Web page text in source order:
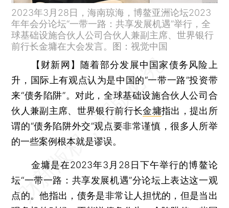
2023年3月28日，海南琼海，博鳌亚洲论坛2023
年年会分论坛“一带一路：共享发展机遇”举行，全
球基础设施合伙人公司合伙人兼副主席、世界银行
前行长金墉在大会发言。图：视觉中国
【财新网】 随着部分发展中国家债务风险上
升，国际上有观点认为是中国的“一带一路”投资带
来“债务陷阱”。对此，全球基础设施合伙人公司合
伙人兼副主席、世界银行前行长金墉指出，提出所
谓的“债务陷阱外交”观点要非常谨慎，很多人所举
的一些案例根本就是谬误。
金墉是在2023年3月28日下午举行的博鳌论
坛“一带一路：共享发展机遇”分论坛上表达这一观
点的。他指出，债务是非常让人担忧的，但是当出